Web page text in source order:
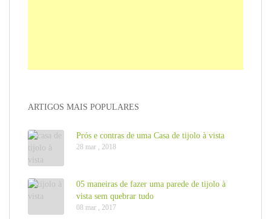
ARTIGOS MAIS POPULARES
Prós e contras de uma Casa de tijolo à vista
28 mar , 2018
05 maneiras de fazer uma parede de tijolo à
vista sem quebrar tudo
08 mar , 2017